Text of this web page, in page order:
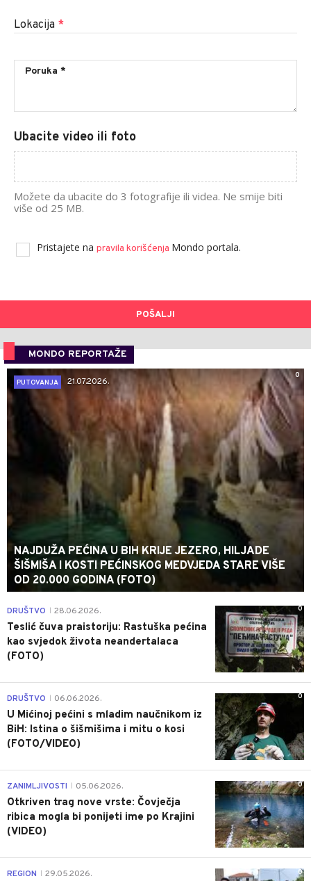
Lokacija *
Ubacite video ili foto
Možete da ubacite do 3 fotografije ili videa. Ne smije biti
više od 25 MB.
Pristajete na pravila korišćenja Mondo portala.
POŠALJI
MONDO REPORTAŽE
0
PUTOVANJA
21.07.2026.
NAJDUŽA PEĆINA U BIH KRIJE JEZERO, HILJADE
ŠIŠMIŠA I KOSTI PEĆINSKOG MEDVJEDA STARE VIŠE
OD 20.000 GODINA (FOTO)
0
DRUŠTVO 28.06.2026.
Teslić čuva praistoriju: Rastuška pećina
kao svjedok života neandertalaca
(FOTO)
0
DRUŠTVO 06.06.2026.
U Mićinoj pećini s mladim naučnikom iz
BiH: Istina o šišmišima i mitu o kosi
(FOTO/VIDEO)
0
ZANIMLJIVOSTI 05.06.2026.
Otkriven trag nove vrste: Čovječja
ribica mogla bi ponijeti ime po Krajini
(VIDEO)
0
REGION 29.05.2026.